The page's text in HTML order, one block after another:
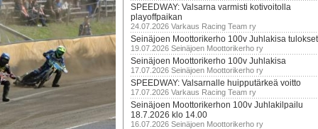
SPEEDWAY: Valsarna varmisti kotivoitolla
playoffpaikan
24.07.2026 Varkaus Racing Team ry
Seinäjoen Moottorikerho 100v Juhlakisa tulokset
19.07.2026 Seinäjoen Moottorikerho ry
Seinäjoen Moottorikerho 100v Juhlakisa
17.07.2026 Seinäjoen Moottorikerho ry
SPEEDWAY: Valsarnalle huipputärkeä voitto
17.07.2026 Varkaus Racing Team ry
Seinäjoen Moottorikerhon 100v Juhlakilpailu
18.7.2026 klo 14.00
16.07.2026 Seinäjoen Moottorikerho ry